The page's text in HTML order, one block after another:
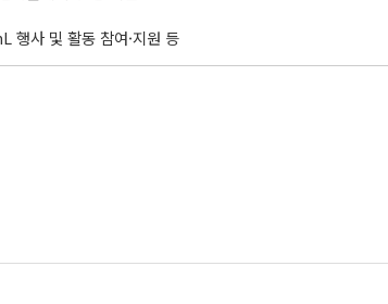
행사 및 활동 참여·지원 등